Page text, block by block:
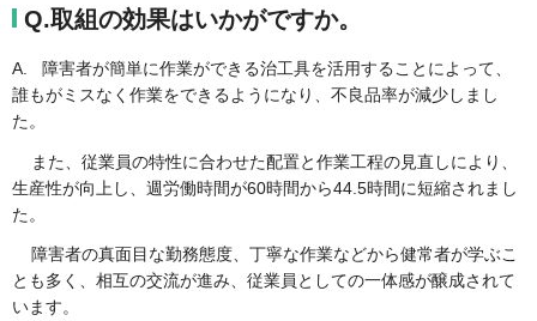
Q.取組の効果はいかがですか。
A. 障害者が簡単に作業ができる治工具を活用することによって、
誰もがミスなく作業をできるようになり、不良品率が減少しまし
た。
また、従業員の特性に合わせた配置と作業工程の見直しにより、
生産性が向上し、週労働時間が60時間から44.5時間に短縮されまし
た。
障害者の真面目な勤務態度、丁寧な作業などから健常者が学ぶこ
とも多く、相互の交流が進み、従業員としての一体感が醸成されて
います。